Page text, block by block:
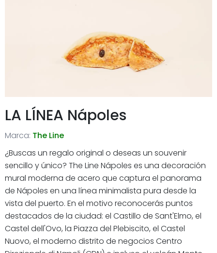
LA LÍNEA Nápoles
Marca: The Line
¿Buscas un regalo original o deseas un souvenir
sencillo y único? The Line Nápoles es una decoración
mural moderna de acero que captura el panorama
de Nápoles en una línea minimalista pura desde la
vista del puerto. En el motivo reconocerás puntos
destacados de la ciudad: el Castillo de Sant'Elmo, el
Castel dell'Ovo, la Piazza del Plebiscito, el Castel
Nuovo, el moderno distrito de negocios Centro